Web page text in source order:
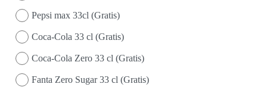
Pepsi max 33cl (Gratis)
Coca-Cola 33 cl (Gratis)
Coca-Cola Zero 33 cl (Gratis)
Fanta Zero Sugar 33 cl (Gratis)